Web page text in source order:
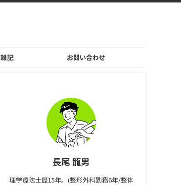
雑記 お問い合わせ
長尾 龍男
理学療法士歴15年。(整形外科勤務6年/整体